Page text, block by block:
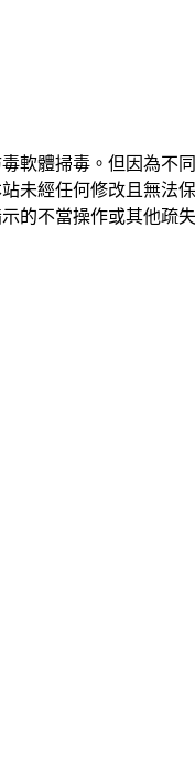
軟體掃毒。但因為
未經任何修改且無
的不當操作或其他